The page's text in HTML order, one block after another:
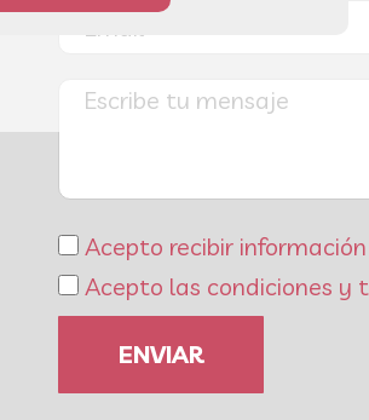
Acepto recibir
Acepto las condiciones y
ENVIAR